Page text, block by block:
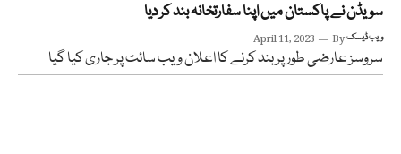
سویڈن نے پاکستان میں اپنا سفارتخانہ بند کر دیا
April 11, 2023 Byویب ڈیسک
سروسز عارضی طور پر بند کرنے کا اعلان ویب سائٹ پر جاری کیا گیا